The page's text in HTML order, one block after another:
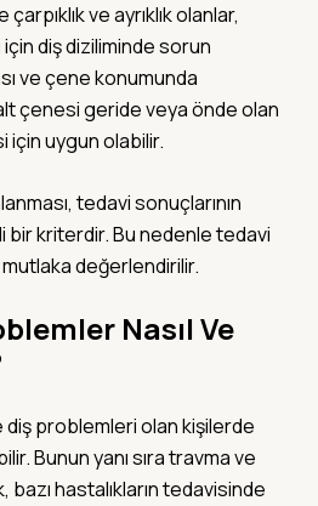
ve ayrıklık olanlar,
için diş diziliminde sorun
ve çene konumunda
çenesi geride veya önde olan
için uygun olabilir.
tedavi sonuçlarının
bir kriterdir. Bu nedenle tedavi
değerlendirilir.
Nasıl Ve
problemleri olan kişilerde
Bunun yanı sıra travma ve
hastalıkların tedavisinde